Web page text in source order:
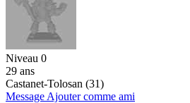
Niveau 0
29 ans
Castanet-Tolosan (31)
Message Ajouter comme ami